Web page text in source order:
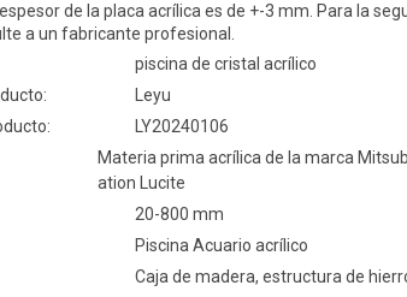
de la placa acrílica es de +-3 mm. Para la
a un fabricante profesional.
piscina de cristal acrílico
Leyu
LY20240106
Materia prima acrílica de la marca
ation Lucite
20-800 mm
Piscina Acuario acrílico
Caja de madera, estructura de